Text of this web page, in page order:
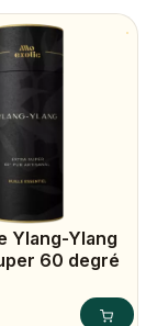
Ylang-Ylang
60 degré